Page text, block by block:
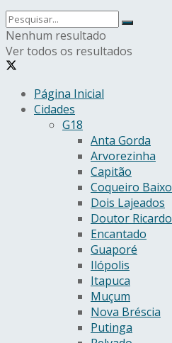
Nenhum resultado
Ver todos os resultados
Página Inicial
Cidades
G18
Anta Gorda
Arvorezinha
Capitão
Coqueiro Baixo
Dois Lajeados
Doutor Ricardo
Encantado
Guaporé
Ilópolis
Itapuca
Muçum
Nova Bréscia
Putinga